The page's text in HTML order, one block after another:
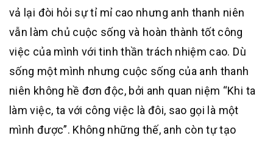
vả lại đòi hỏi sự tỉ mỉ cao nhưng anh thanh niên
vẫn làm chủ cuộc sống và hoàn thành tốt công
việc của mình với tinh thần trách nhiệm cao. Dù
sống một mình nhưng cuộc sống của anh thanh
niên không hề đơn độc, bởi anh quan niệm “Khi ta
làm việc, ta với công việc là đôi, sao gọi là một
mình được”. Không những thế, anh còn tự tạo